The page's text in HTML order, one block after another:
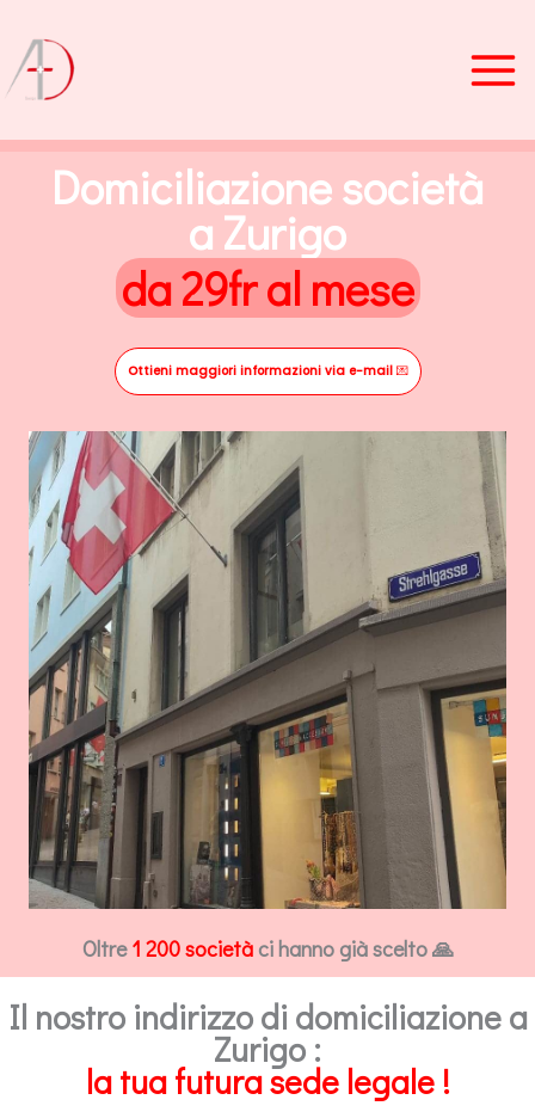
contenuto
Domiciliazione società
a Zurigo
da 29fr al mese
Ottieni maggiori informazioni via e-mail 💌
Oltre1 200 societàci hanno già scelto 🙏
Il nostro indirizzo di domiciliazione a
Zurigo :
la tua futura sede legale !